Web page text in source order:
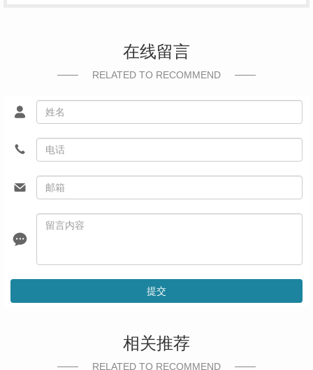
在线留言
RELATED TO RECOMMEND
提交
相关推荐
RELATED TO RECOMMEND